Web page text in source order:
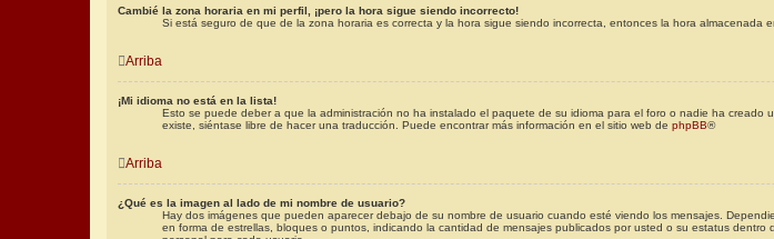
Cambié la zona horaria en mi perfil, ¡pero la hora sigue siendo incorrecto!
Si está seguro de que de la zona horaria es correcta y la hora sigue siendo incorrecta, entonces la hora almacenada
Arriba
¡Mi idioma no está en la lista!
Esto se puede deber a que la administración no ha instalado el paquete de su idioma para el foro o nadie ha
existe, siéntase libre de hacer una traducción. Puede encontrar más información en el sitio web de phpBB®
Arriba
¿Qué es la imagen al lado de mi nombre de usuario?
Hay dos imágenes que pueden aparecer debajo de su nombre de usuario cuando esté viendo los mensajes.
en forma de estrellas, bloques o puntos, indicando la cantidad de mensajes publicados por usted o su estatus